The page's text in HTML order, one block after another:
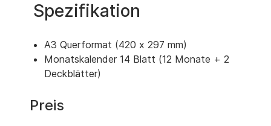
Spezifikation
A3 Querformat (420 x 297 mm)
Monatskalender 14 Blatt (12 Monate + 2
Deckblätter)
Preis